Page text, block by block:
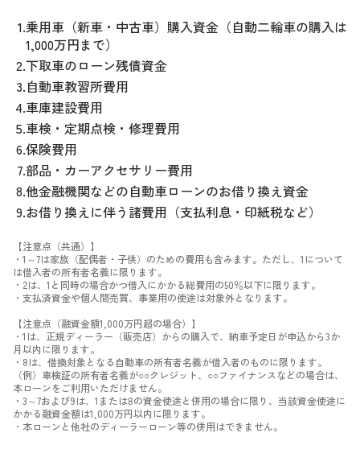
1.乗用車（新車・中古車）購入資金（自動二輪車の購入は
1,000万円まで）
2.下取車のローン残債資金
3.自動車教習所費用
4.車庫建設費用
5.車検・定期点検・修理費用
6.保険費用
7.部品・カーアクセサリー費用
8.他金融機関などの自動車ローンのお借り換え資金
9.お借り換えに伴う諸費用（支払利息・印紙税など）
【注意点（共通）】
・1～7は家族（配偶者・子供）のための費用も含みます。ただし、1について
は借入者の所有者名義に限ります。
・2は、1と同時の場合かつ借入にかかる総費用の50％以下に限ります。
・支払済資金や個人間売買、事業用の使途は対象外となります。
【注意点（融資金額1,000万円超の場合）】
・1は、正規ディーラー（販売店）からの購入で、納車予定日が申込から3か
月以内に限ります。
・8は、借換対象となる自動車の所有者名義が借入者のものに限ります。
（例）車検証の所有者名義が○○クレジット、○○ファイナンスなどの場合は、
本ローンをご利用いただけません。
・3～7および9は、1または8の資金使途と併用の場合に限り、当該資金使途に
かかる融資金額は1,000万円以内に限ります。
・本ローンと他社のディーラーローン等の併用はできません。